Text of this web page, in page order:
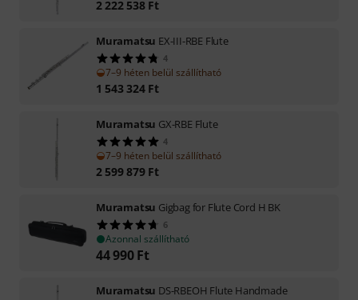
2 222 538 Ft
Muramatsu EX-III-RBE Flute
4
7–9 héten belül szállítható
1 543 324 Ft
Muramatsu GX-RBE Flute
4
7–9 héten belül szállítható
2 599 879 Ft
Muramatsu Gigbag for Flute Cord H BK
6
Azonnal szállítható
44 990 Ft
Muramatsu DS-RBEOH Flute Handmade